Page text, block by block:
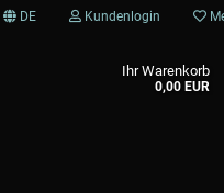
DE Kundenlogin
Ihr Warenkorb
0,00 EUR